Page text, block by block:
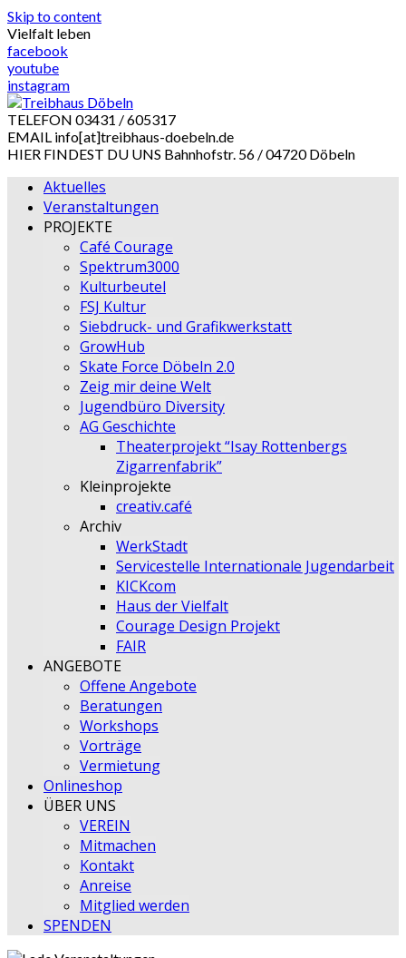
Skip to content
Vielfalt leben
facebook
youtube
instagram
TELEFON 03431 / 605317
EMAIL info[at]treibhaus-doebeln.de
HIER FINDEST DU UNS Bahnhofstr. 56 / 04720 Döbeln
Aktuelles
Veranstaltungen
PROJEKTE
Café Courage
Spektrum3000
Kulturbeutel
FSJ Kultur
Siebdruck- und Grafikwerkstatt
GrowHub
Skate Force Döbeln 2.0
Zeig mir deine Welt
Jugendbüro Diversity
AG Geschichte
Theaterprojekt “Isay Rottenbergs
Zigarrenfabrik”
Kleinprojekte
creativ.café
Archiv
WerkStadt
Servicestelle Internationale Jugendarbeit
KICKcom
Haus der Vielfalt
Courage Design Projekt
FAIR
ANGEBOTE
Offene Angebote
Beratungen
Workshops
Vorträge
Vermietung
Onlineshop
ÜBER UNS
VEREIN
Mitmachen
Kontakt
Anreise
Mitglied werden
SPENDEN